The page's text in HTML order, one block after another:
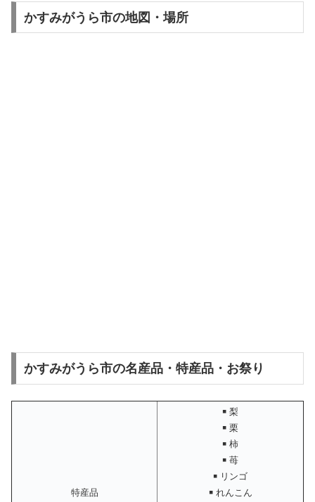
かすみがうら市の地図・場所
かすみがうら市の名産品・特産品・お祭り
特産品
￭ 梨
￭ 栗
￭ 柿
￭ 苺
￭ リンゴ
￭ れんこん